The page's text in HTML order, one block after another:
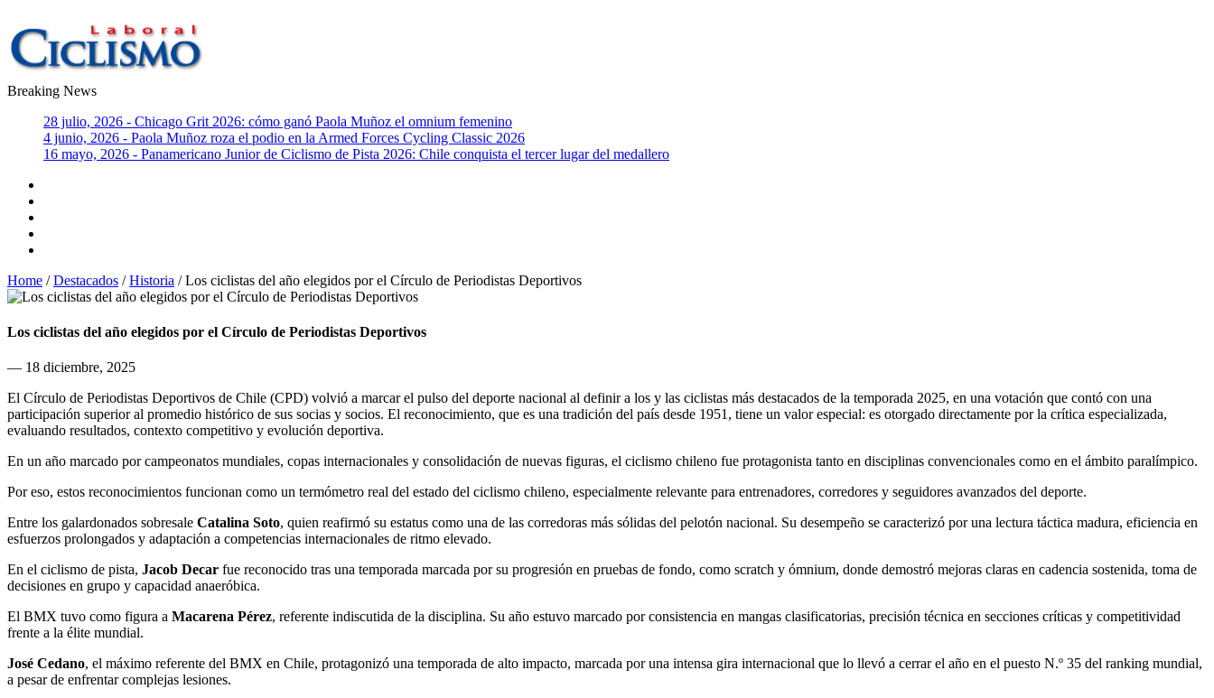
CiclismoLaboral
Breaking News
28 julio, 2026 - Chicago Grit 2026: cómo ganó Paola Muñoz el omnium femenino
4 junio, 2026 - Paola Muñoz roza el podio en la Armed Forces Cycling Classic 2026
16 mayo, 2026 - Panamericano Junior de Ciclismo de Pista 2026: Chile conquista el tercer lugar del medallero
Home /Destacados /Historia /Los ciclistas del año elegidos por el Círculo de Periodistas Deportivos
Los ciclistas del año elegidos por el Círculo de Periodistas Deportivos
— 18 diciembre, 2025
El Círculo de Periodistas Deportivos de Chile (CPD) volvió a marcar el pulso del deporte nacional al definir a los y las ciclistas más destacados de la temporada 2025, en una votación que contó con una
participación superior al promedio histórico de sus socias y socios. El reconocimiento, que es una tradición del país desde 1951, tiene un valor especial: es otorgado directamente por la crítica especializada,
evaluando resultados, contexto competitivo y evolución deportiva.
En un año marcado por campeonatos mundiales, copas internacionales y consolidación de nuevas figuras, el ciclismo chileno fue protagonista tanto en disciplinas convencionales como en el ámbito paralímpico.
Por eso, estos reconocimientos funcionan como un termómetro real del estado del ciclismo chileno, especialmente relevante para entrenadores, corredores y seguidores avanzados del deporte.
Entre los galardonados sobresale Catalina Soto, quien reafirmó su estatus como una de las corredoras más sólidas del pelotón nacional. Su desempeño se caracterizó por una lectura táctica madura, eficiencia en
esfuerzos prolongados y adaptación a competencias internacionales de ritmo elevado.
En el ciclismo de pista, Jacob Decar fue reconocido tras una temporada marcada por su progresión en pruebas de fondo, como scratch y ómnium, donde demostró mejoras claras en cadencia sostenida, toma de
decisiones en grupo y capacidad anaeróbica.
El BMX tuvo como figura a Macarena Pérez, referente indiscutida de la disciplina. Su año estuvo marcado por consistencia en mangas clasificatorias, precisión técnica en secciones críticas y competitividad
frente a la élite mundial.
José Cedano, el máximo referente del BMX en Chile, protagonizó una temporada de alto impacto, marcada por una intensa gira internacional que lo llevó a cerrar el año en el puesto N.º 35 del ranking mundial,
a pesar de enfrentar complejas lesiones.